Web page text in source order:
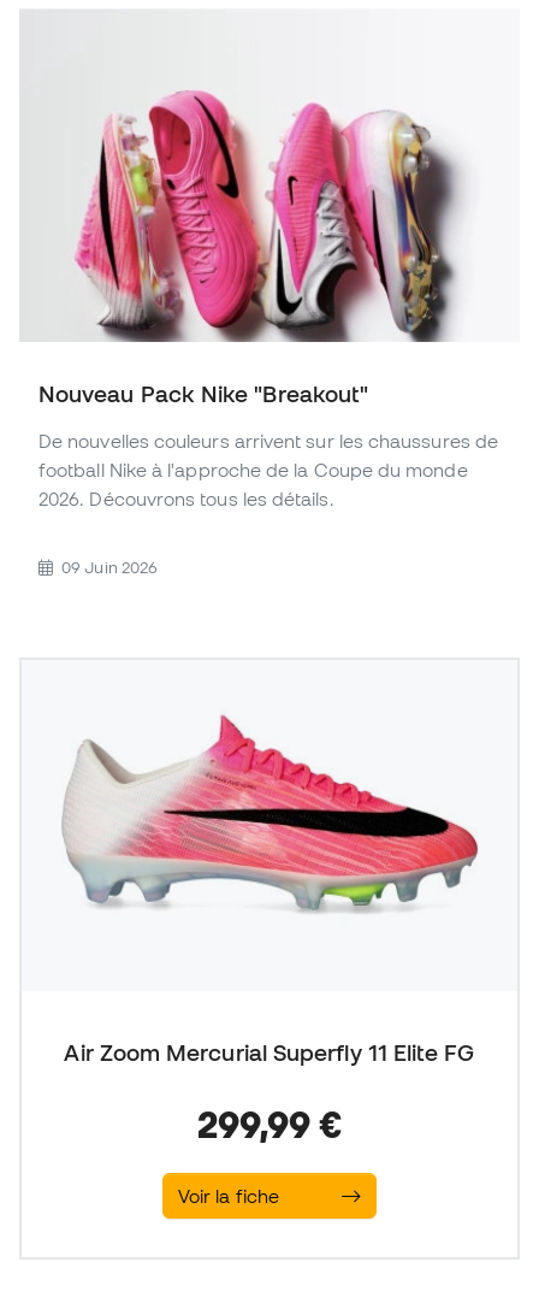
Nouveau Pack Nike "Breakout"
De nouvelles couleurs arrivent sur les chaussures de
football Nike à l'approche de la Coupe du monde
2026. Découvrons tous les détails.
09 Juin 2026
Air Zoom Mercurial Superfly 11 Elite FG
299,99 €
Voir la fiche